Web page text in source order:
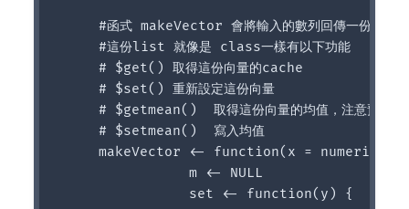
#函式 makeVector 會將輸入的數列回傳一份向量
     #這份list 就像是 class一樣有以下功能
     # $get() 取得這份向量的cache
     # $set() 重新設定這份向量
# $getmean()  取得這份向量的均值，注意預設
     # $setmean()  寫入均值
makeVector <- function(x =
                m <- NULL
                set <- function(y) {